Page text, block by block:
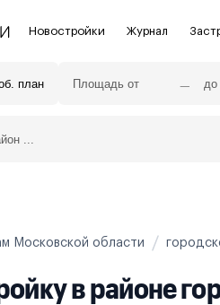
Новостройки
Апартаменты
Журнал
план
Московской области
в районе